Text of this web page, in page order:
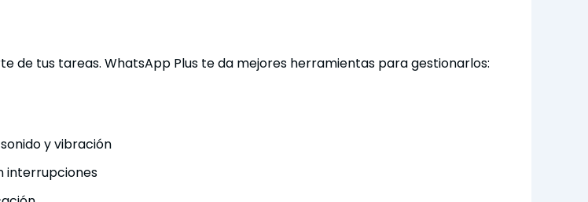
de tus tareas. WhatsApp Plus te da mejores herramientas para gestionarlos:
y vibración
interrupciones